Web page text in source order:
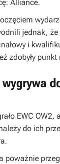
Alliance.
jednak,
i
zdobyły punkt
EWC OW2,
do ich
poważnie